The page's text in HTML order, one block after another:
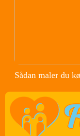
Sådan maler du